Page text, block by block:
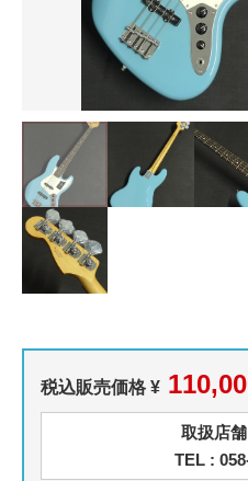
税込販売価格 ¥
取扱店
TEL :